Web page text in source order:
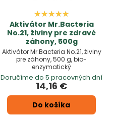
Aktivátor Mr.Bacteria
No.21, živiny pre zdravé
záhony, 500g
Aktivátor Mr.Bacteria No.21, živiny
pre záhony, 500 g, bio-
enzymatický
Doručíme do 5 pracovných dní
14,16 €
Do košíka